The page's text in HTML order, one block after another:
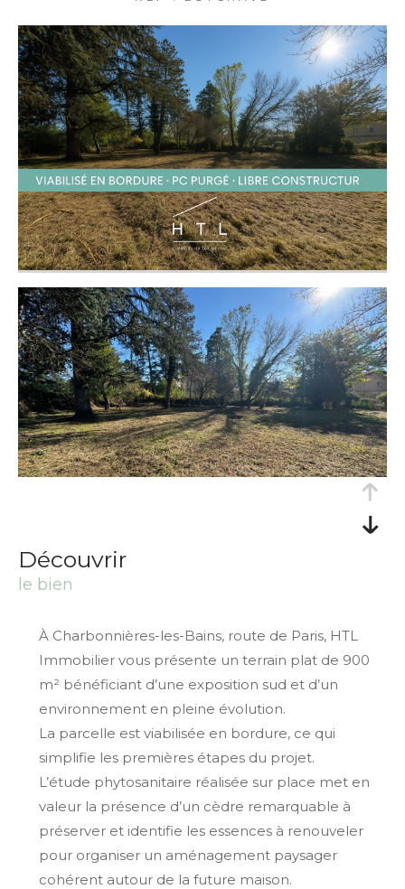
découvrir
le bien
À Charbonnières-les-Bains, route de Paris, HTL
Immobilier vous présente un terrain plat de 900
m² bénéficiant d’une exposition sud et d’un
environnement en pleine évolution.
La parcelle est viabilisée en bordure, ce qui
simplifie les premières étapes du projet.
L’étude phytosanitaire réalisée sur place met en
valeur la présence d’un cèdre remarquable à
préserver et identifie les essences à renouveler
pour organiser un aménagement paysager
cohérent autour de la future maison.